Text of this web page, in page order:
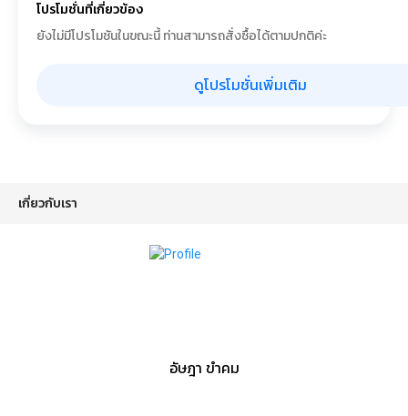
โปรโมชั่นที่เกี่ยวข้อง
ยังไม่มีโปรโมชันในขณะนี้ ท่านสามารถสั่งซื้อได้ตามปกติค่ะ
ดูโปรโมชั่นเพิ่มเติม
เกี่ยวกับเรา
อัษฎา ขำคม